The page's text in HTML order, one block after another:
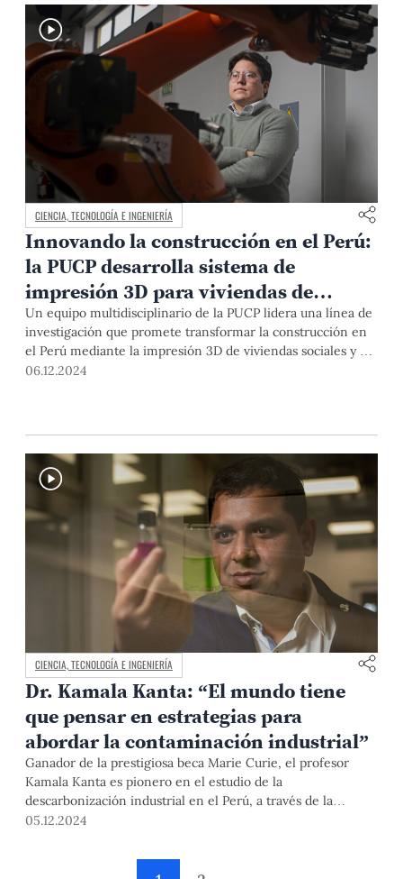
CIENCIA, TECNOLOGÍA E INGENIERÍA
Innovando la construcción en el Perú:
la PUCP desarrolla sistema de
impresión 3D para viviendas de
emergencia
Un equipo multidisciplinario de la PUCP lidera una línea de
investigación que promete transformar la construcción en
el Perú mediante la impresión 3D de viviendas sociales y de
emergencia. El Dr. Guido Silva, investigador de este
06.12.2024
CIENCIA, TECNOLOGÍA E INGENIERÍA
Dr. Kamala Kanta: “El mundo tiene
que pensar en estrategias para
abordar la contaminación industrial”
Ganador de la prestigiosa beca Marie Curie, el profesor
Kamala Kanta es pionero en el estudio de la
descarbonización industrial en el Perú, a través de la
electroquímica. Natural de Odisha, India, el doctor en
escala de laboratorio. Este año, con un fondo de Concytec,
05.12.2024